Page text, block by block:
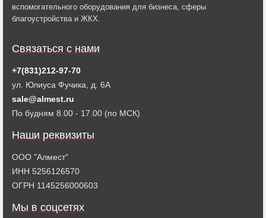
вспомогательного оборудования для бизнеса, сферы
благоустройства и ЖКХ.
Связаться с нами
+7(831)212-97-70
ул. Юлиуса Фучика, д. 6А
sale@almest.ru
По будням 8.00 - 17.00 (по МСК)
Наши реквизиты
ООО "Алмест"
ИНН 5256126570
ОГРН 1145256000603
Мы в соцсетях